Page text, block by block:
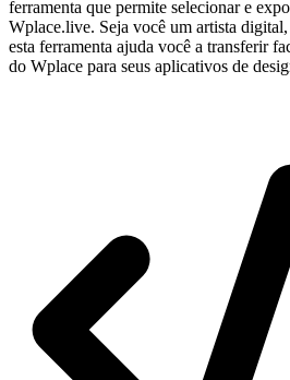
ferramenta que permite selecionar e
Wplace.live. Seja você um artista
esta ferramenta ajuda você a transferir
do Wplace para seus aplicativos de